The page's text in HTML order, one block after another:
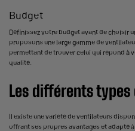
Budget
Définissez votre budget avant de choisir
proposons une large gamme de
permettant de trouver celui qui répond à
qualité.
Les différents
Il existe une variété de ventilateurs
offrant ses propres avantages et adapté